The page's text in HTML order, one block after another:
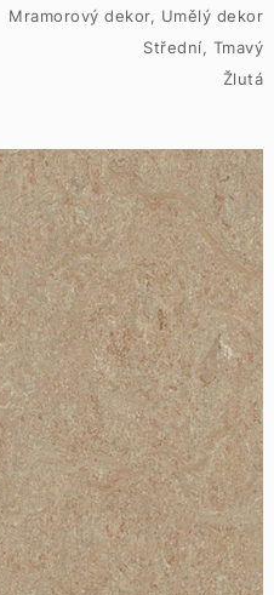
Mramorový dekor, Umělý dekor
Střední, Tmavý
Žlutá